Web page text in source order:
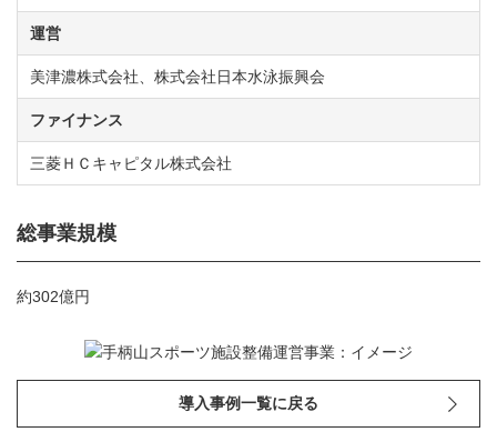
運営
美津濃株式会社、株式会社日本水泳振興会
ファイナンス
三菱ＨＣキャピタル株式会社
総事業規模
約302億円
導入事例一覧に戻る